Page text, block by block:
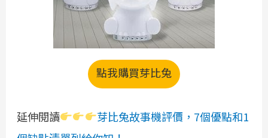
點我購買芽比兔
延伸閱讀
芽比兔故事機評價，7個優點和1